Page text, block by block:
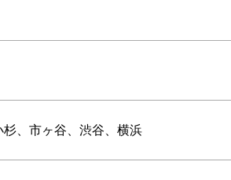
、市ヶ谷、渋谷、横浜